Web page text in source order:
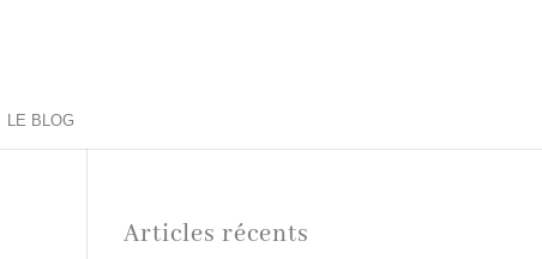
LE BLOG
Articles récents